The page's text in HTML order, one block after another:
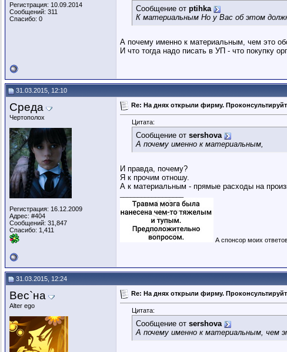
Регистрация: 10.09.2014
Сообщений: 311
Спасибо: 0
Сообщение от ptihka
К материальным Но у Вас об этом
А почему именно к материальным, чем это
И что тогда надо писать в УП - что покупку
31.03.2015, 12:10
Среда
Чертополох
Регистрация: 16.12.2009
Адрес: #404
Сообщений: 31,847
Спасибо: 1,411
Re: На днях открыли фирму.
Цитата:
Сообщение от sershova
А почему именно к материальным,
И правда, почему?
Я к прочим отношу.
А к материальным - прямые расходы на
А спонсор моих
31.03.2015, 12:24
Вес`на
Alter ego
Re: На днях открыли фирму.
Цитата:
Сообщение от sershova
А почему именно к материальным, чем